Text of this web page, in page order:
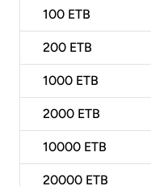
100 ETB
200 ETB
1000 ETB
2000 ETB
10000 ETB
20000 ETB